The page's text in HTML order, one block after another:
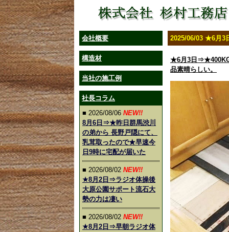
会社概要
構造材
当社の施工例
社長コラム
■ 2026/08/06 NEW!!
8月6日⇒★昨日群馬渋川
の弟から 長野戸隠にて、
乳茸取ったので★早速今
日9時に宅配が届いた
■ 2026/08/02 NEW!!
★8月2日⇒ラジオ体操後
大原公園サポート流石大
勢の力は凄い
■ 2026/08/02 NEW!!
★8月2日⇒早朝ラジオ体
2025/06/03 ★6月3
★6月3日
品素晴らしい。